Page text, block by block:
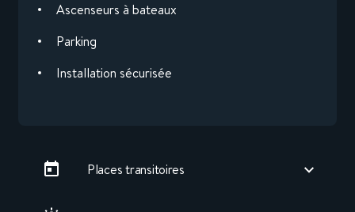
Ascenseurs à bateaux
Parking
Installation sécurisée
Places transitoires